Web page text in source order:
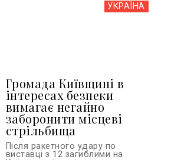
УКРАЇНА
Громада Київщині в
інтересах безпеки
вимагає негайно
заборонити місцеві
стрільбища
Після ракетного удару по
виставці з 12 загиблими на